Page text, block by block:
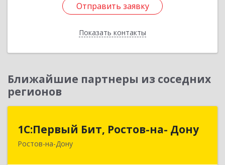
Отправить заявку
Показать контакты
Отправить заявку
Назад
Ближайшие партнеры из соседних
регионов
1С:Первый Бит, Ростов-на- Дону
Ростов-на-Дону
1С:Первый Бит, Ростов-на- Дону
344091, Ростовская обл, Ростов-на-Дону г,